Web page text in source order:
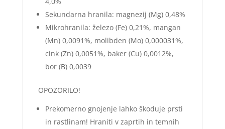
Sekundarna hranila: magnezij (Mg) 0,48%
Mikrohranila: železo (Fe) 0,21%, mangan
(Mn) 0,0091%, molibden (Mo) 0,000031%,
cink (Zn) 0,0051%, baker (Cu) 0,0012%,
bor (B) 0,0039
OPOZORILO!
Prekomerno gnojenje lahko škoduje prsti
in rastlinam! Hraniti v zaprtih in temnih